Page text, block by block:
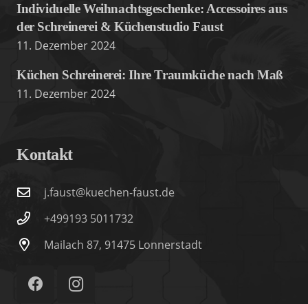
Individuelle Weihnachtsgeschenke: Accessoires aus
der Schreinerei & Küchenstudio Faust
11. Dezember 2024
Küchen Schreinerei: Ihre Traumküche nach Maß
11. Dezember 2024
Kontakt
j.faust@kuechen-faust.de
+499193 5011732
Mailach 87, 91475 Lonnerstadt